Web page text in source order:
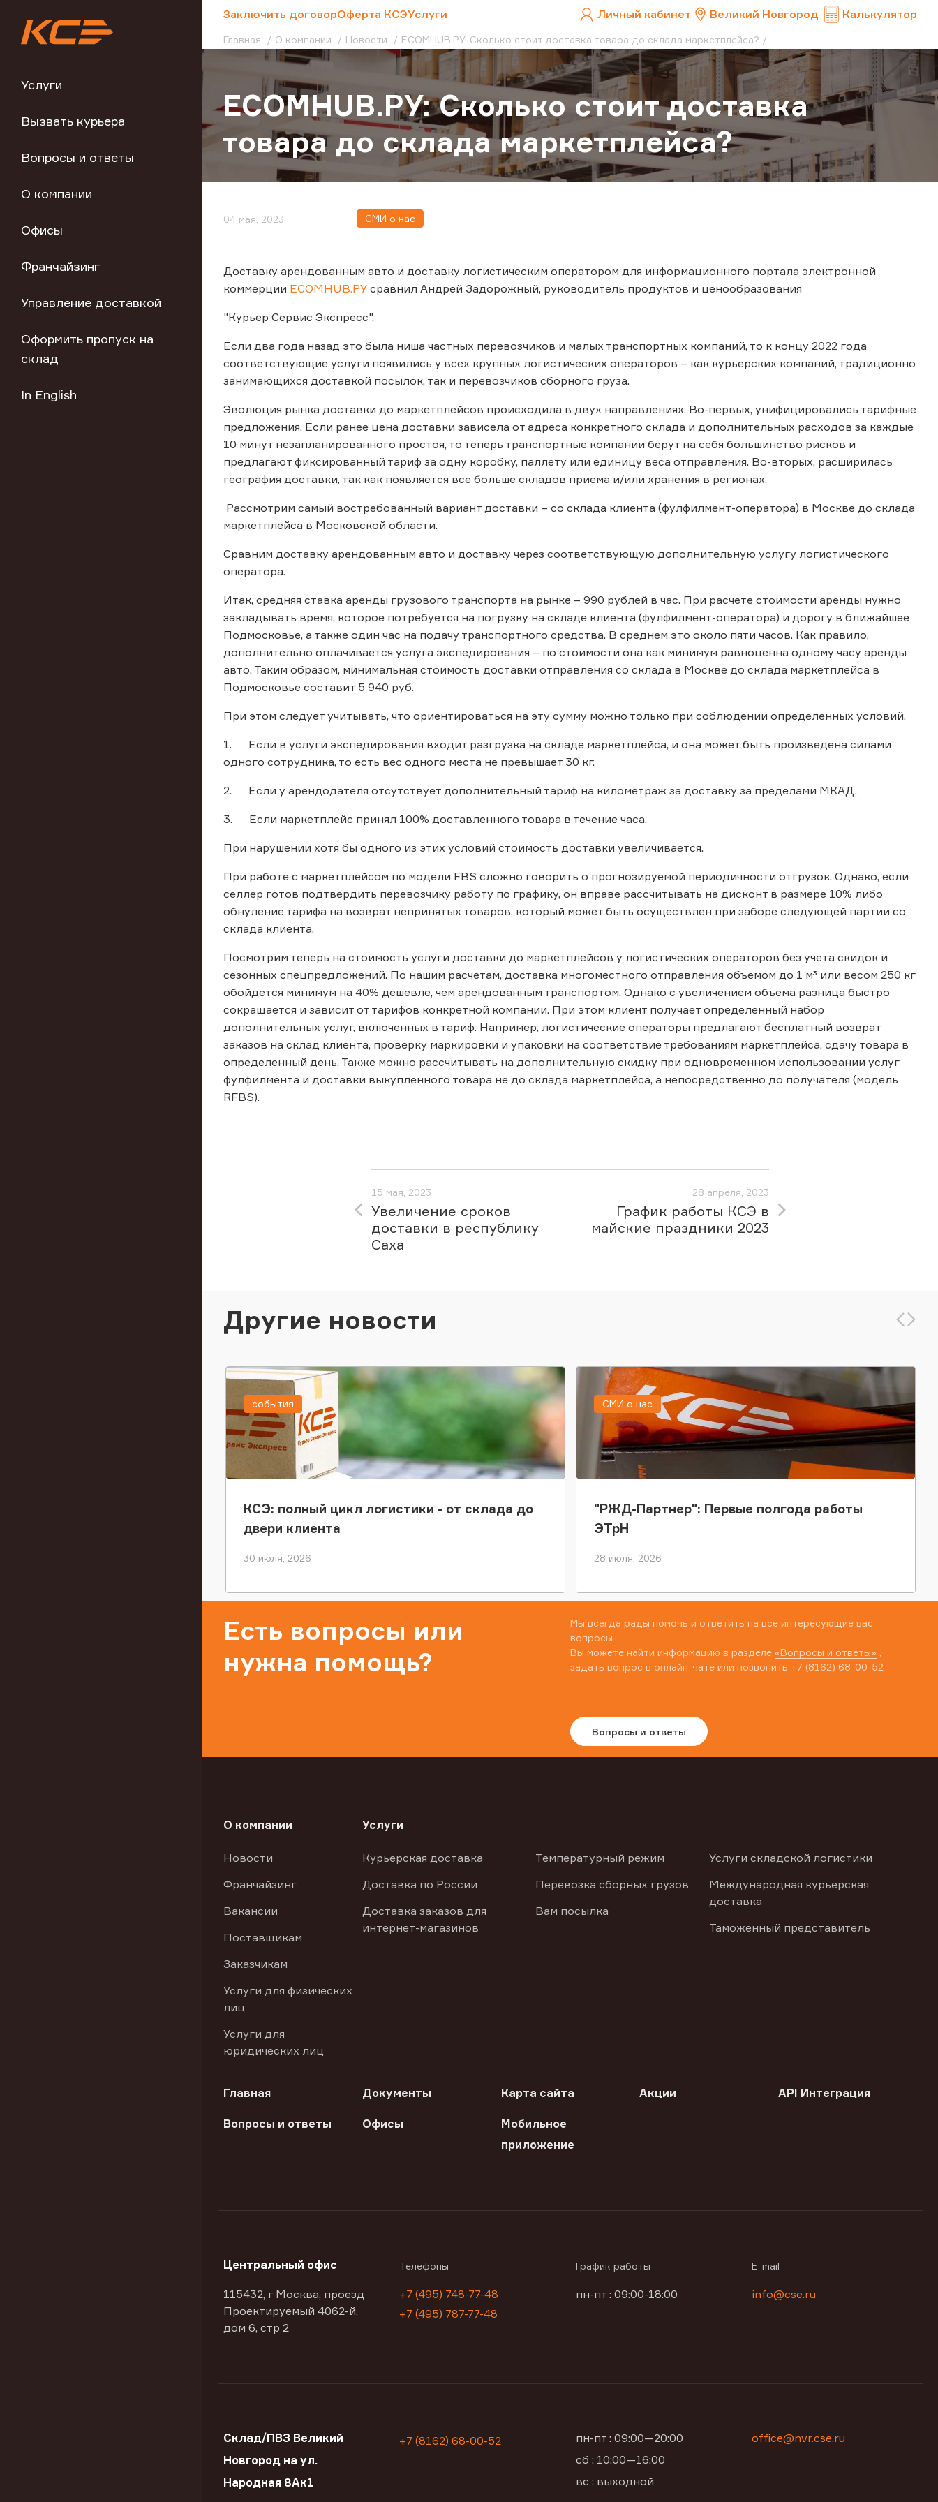
Услуги
Вызвать курьера
Вопросы и ответы
О компании
Офисы
Франчайзинг
Управление доставкой
Оформить пропуск на
склад
In English
Заключить договорОферта КСЭУслуги Личный кабинет Великий Новгород Калькулятор
Главная О компании Новости ECOMHUB.РУ: Сколько стоит доставка товара до склада маркетплейса?
ECOMHUB.РУ: Сколько стоит доставка
товара до склада маркетплейса?
04 мая, 2023 СМИ о нас
Доставку арендованным авто и доставку логистическим оператором для информационного портала электронной
коммерции ECOMHUB.РУ сравнил Андрей Задорожный, руководитель продуктов и ценообразования
"Курьер Сервис Экспресс".
Если два года назад это была ниша частных перевозчиков и малых транспортных компаний, то к концу 2022 года
соответствующие услуги появились у всех крупных логистических операторов – как курьерских компаний, традиционно
занимающихся доставкой посылок, так и перевозчиков сборного груза.
Эволюция рынка доставки до маркетплейсов происходила в двух направлениях. Во-первых, унифицировались тарифные
предложения. Если ранее цена доставки зависела от адреса конкретного склада и дополнительных расходов за каждые
10 минут незапланированного простоя, то теперь транспортные компании берут на себя большинство рисков и
предлагают фиксированный тариф за одну коробку, паллету или единицу веса отправления. Во-вторых, расширилась
география доставки, так как появляется все больше складов приема и/или хранения в регионах.
Рассмотрим самый востребованный вариант доставки – со склада клиента (фулфилмент-оператора) в Москве до склада
маркетплейса в Московской области.
Cравним доставку арендованным авто и доставку через соответствующую дополнительную услугу логистического
оператора.
Итак, средняя ставка аренды грузового транспорта на рынке – 990 рублей в час. При расчете стоимости аренды нужно
закладывать время, которое потребуется на погрузку на складе клиента (фулфилмент-оператора) и дорогу в ближайшее
Подмосковье, а также один час на подачу транспортного средства. В среднем это около пяти часов. Как правило,
дополнительно оплачивается услуга экспедирования – по стоимости она как минимум равноценна одному часу аренды
авто. Таким образом, минимальная стоимость доставки отправления со склада в Москве до склада маркетплейса в
Подмосковье составит 5 940 руб.
При этом следует учитывать, что ориентироваться на эту сумму можно только при соблюдении определенных условий.
1. Если в услуги экспедирования входит разгрузка на складе маркетплейса, и она может быть произведена силами
одного сотрудника, то есть вес одного места не превышает 30 кг.
2. Если у арендодателя отсутствует дополнительный тариф на километраж за доставку за пределами МКАД.
3. Если маркетплейс принял 100% доставленного товара в течение часа.
При нарушении хотя бы одного из этих условий стоимость доставки увеличивается.
При работе с маркетплейсом по модели FBS сложно говорить о прогнозируемой периодичности отгрузок. Однако, если
селлер готов подтвердить перевозчику работу по графику, он вправе рассчитывать на дисконт в размере 10% либо
обнуление тарифа на возврат непринятых товаров, который может быть осуществлен при заборе следующей партии со
склада клиента.
Посмотрим теперь на стоимость услуги доставки до маркетплейсов у логистических операторов без учета скидок и
сезонных спецпредложений. По нашим расчетам, доставка многоместного отправления объемом до 1 м³ или весом 250 кг
обойдется минимум на 40% дешевле, чем арендованным транспортом. Однако с увеличением объема разница быстро
сокращается и зависит от тарифов конкретной компании. При этом клиент получает определенный набор
дополнительных услуг, включенных в тариф. Например, логистические операторы предлагают бесплатный возврат
заказов на склад клиента, проверку маркировки и упаковки на соответствие требованиям маркетплейса, сдачу товара в
определенный день. Также можно рассчитывать на дополнительную скидку при одновременном использовании услуг
фулфилмента и доставки выкупленного товара не до склада маркетплейса, а непосредственно до получателя (модель
RFBS).
15 мая, 2023
Увеличение сроков
доставки в республику
Саха
28 апреля, 2023
График работы КСЭ в
майские праздники 2023
Другие новости
КСЭ: полный цикл логистики - от склада до
двери клиента
30 июля, 2026
события
"РЖД-Партнер": Первые полгода работы
ЭТрН
28 июля, 2026
СМИ о нас
Есть вопросы или
нужна помощь?
Мы всегда рады помочь и ответить на все интересующие вас
вопросы.
Вы можете найти информацию в разделе «Вопросы и ответы»
задать вопрос в онлайн-чате или позвонить +7 (8162) 68-00-52
Вопросы и ответы
О компании
Новости
Франчайзинг
Вакансии
Поставщикам
Заказчикам
Услуги для физических
лиц
Услуги для
юридических лиц
Услуги
Курьерская доставка
Доставка по России
Доставка заказов для
интернет-магазинов
Температурный режим
Перевозка сборных грузов
Вам посылка
Услуги складской логистики
Международная курьерская
доставка
Таможенный представитель
Главная Документы Карта сайта Акции API Интеграция
Вопросы и ответы Офисы
Мобильное
приложение
Центральный офис
115432, г Москва, проезд
Проектируемый 4062-й,
дом 6, стр 2
Телефоны
+7 (495) 748-77-48
+7 (495) 787-77-48
График работы
пн-пт : 09:00-18:00
E-mail
info@cse.ru
Склад/ПВЗ Великий
Новгород на ул.
Народная 8Ак1
+7 (8162) 68-00-52
пн-пт : 09:00—20:00
сб : 10:00—16:00
вс : выходной
office@nvr.cse.ru